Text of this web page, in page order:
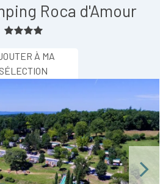
Roca d'Amour
À MA
SÉLECTION
Next